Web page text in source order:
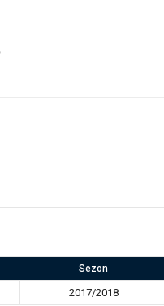
Sezon
2017/2018